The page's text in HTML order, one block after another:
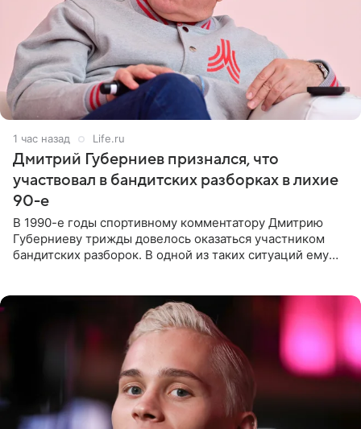
1 час назад Life.ru
Дмитрий Губерниев признался, что
участвовал в бандитских разборках в лихие
90-е
В 1990-е годы спортивному комментатору Дмитрию
Губерниеву трижды довелось оказаться участником
бандитских разборок. В одной из таких ситуаций ему